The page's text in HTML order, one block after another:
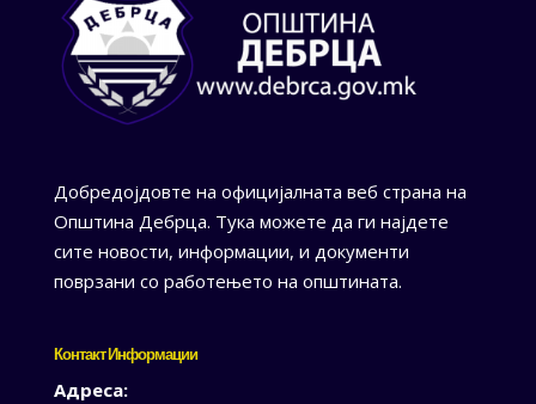
Добредојдовте на официјалната веб страна на
Општина Дебрца. Тука можете да ги најдете
сите новости, информации, и документи
поврзани со работењето на општината.
Контакт Информации
Адреса: